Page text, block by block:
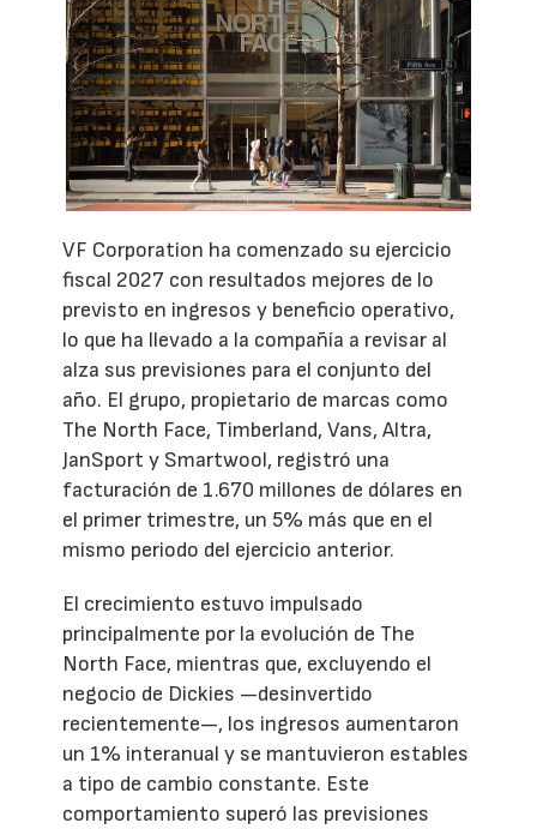
VF Corporation ha comenzado su ejercicio
fiscal 2027 con resultados mejores de lo
previsto en ingresos y beneficio operativo,
lo que ha llevado a la compañía a revisar al
alza sus previsiones para el conjunto del
año. El grupo, propietario de marcas como
The North Face, Timberland, Vans, Altra,
JanSport y Smartwool, registró una
facturación de 1.670 millones de dólares en
el primer trimestre, un 5% más que en el
mismo periodo del ejercicio anterior.
El crecimiento estuvo impulsado
principalmente por la evolución de The
North Face, mientras que, excluyendo el
negocio de Dickies —desinvertido
recientemente—, los ingresos aumentaron
un 1% interanual y se mantuvieron estables
a tipo de cambio constante. Este
comportamiento superó las previsiones